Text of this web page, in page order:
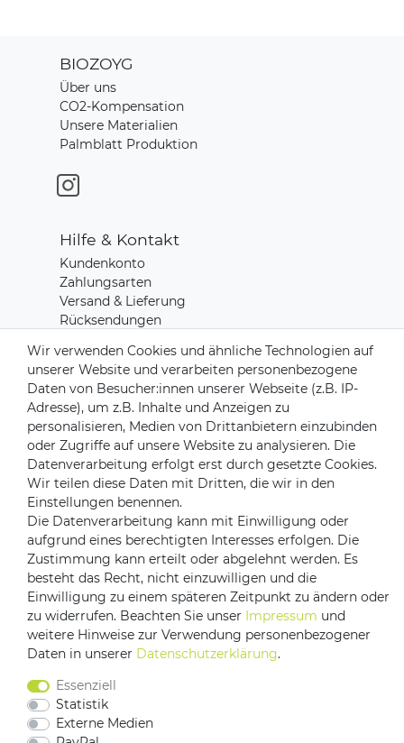
BIOZOYG
Über uns
CO2-Kompensation
Unsere Materialien
Palmblatt Produktion
Hilfe & Kontakt
Kundenkonto
Zahlungsarten
Versand & Lieferung
Rücksendungen
Zahlungsanbieter
Versandpartner
Impressum Daten­schutz­erklärung
AGB
Wir verwenden Cookies und ähnliche Technologien auf
unserer Website und verarbeiten personenbezogene
Daten von Besucher:innen unserer Webseite (z.B. IP-
Adresse), um z.B. Inhalte und Anzeigen zu
personalisieren, Medien von Drittanbietern einzubinden
oder Zugriffe auf unsere Website zu analysieren. Die
Datenverarbeitung erfolgt erst durch gesetzte Cookies.
Wir teilen diese Daten mit Dritten, die wir in den
Einstellungen benennen.
Die Datenverarbeitung kann mit Einwilligung oder
aufgrund eines berechtigten Interesses erfolgen. Die
Zustimmung kann erteilt oder abgelehnt werden. Es
besteht das Recht, nicht einzuwilligen und die
Einwilligung zu einem späteren Zeitpunkt zu ändern oder
zu widerrufen. Beachten Sie unser Impressum und
weitere Hinweise zur Verwendung personenbezogener
Daten in unserer Daten­schutz­erklärung.
Essenziell
Statistik
Externe Medien